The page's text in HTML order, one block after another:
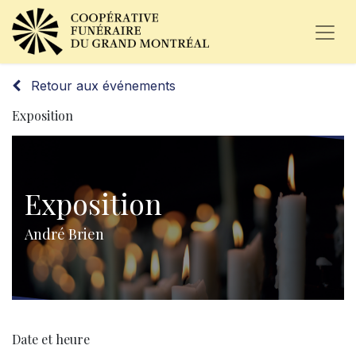
Retour aux événements
Exposition
Exposition
André Brien
Date et heure